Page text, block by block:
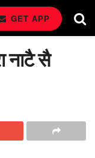
GET APP
नाटै सै